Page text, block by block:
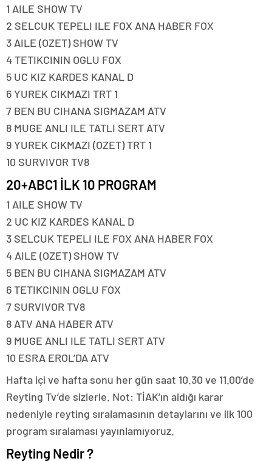
1 AILE SHOW TV
2 SELCUK TEPELI ILE FOX ANA HABER FOX
3 AILE (OZET) SHOW TV
4 TETIKCININ OGLU FOX
5 UC KIZ KARDES KANAL D
6 YUREK CIKMAZI TRT 1
7 BEN BU CIHANA SIGMAZAM ATV
8 MUGE ANLI ILE TATLI SERT ATV
9 YUREK CIKMAZI (OZET) TRT 1
10 SURVIVOR TV8
20+ABC1 İLK 10 PROGRAM
1 AILE SHOW TV
2 UC KIZ KARDES KANAL D
3 SELCUK TEPELI ILE FOX ANA HABER FOX
4 AILE (OZET) SHOW TV
5 BEN BU CIHANA SIGMAZAM ATV
6 TETIKCININ OGLU FOX
7 SURVIVOR TV8
8 ATV ANA HABER ATV
9 MUGE ANLI ILE TATLI SERT ATV
10 ESRA EROL’DA ATV
Hafta içi ve hafta sonu her gün saat 10.30 ve 11.00’de
Reyting Tv’de sizlerle. Not: TİAK’ın aldığı karar
nedeniyle reyting sıralamasının detaylarını ve ilk 100
program sıralaması yayınlamıyoruz.
Reyting Nedir ?